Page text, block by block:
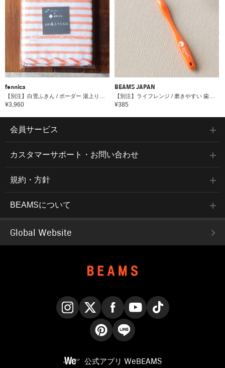
fennica
¥3,960
BEAMS JAPAN
¥385
会員サービス
カスタマーサポート・お問い合わせ
規約・方針
BEAMSについて
Global Website
公式アプリ WeBEAMS